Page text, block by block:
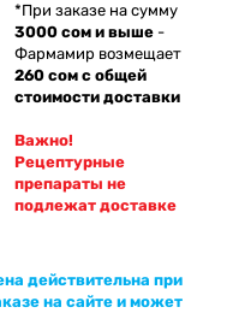
*При заказе на сумму
3000 сом и выше -
Фармамир возмещает
260 сом с общей
стоимости доставки
Важно!
Рецептурные
препараты не
подлежат доставке
действительна при
на сайте и может